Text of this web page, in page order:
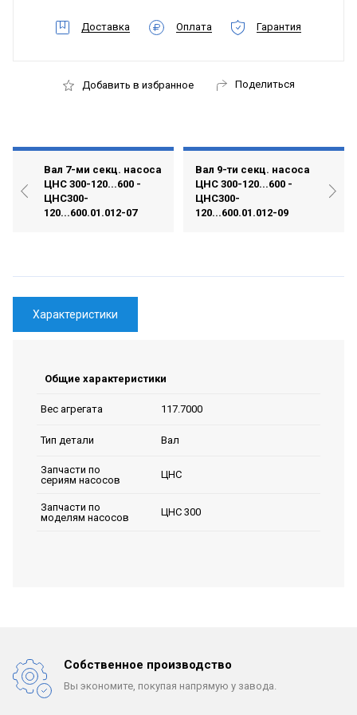
Доставка Оплата Гарантия
Добавить в избранное Поделиться
Вал 7-ми секц. насоса
ЦНС 300-120...600 -
ЦНС300-
120...600.01.012-07
Вал 9-ти секц. насоса
ЦНС 300-120...600 -
ЦНС300-
120...600.01.012-09
Характеристики
Общие характеристики
Вес агрегата 117.7000
Тип детали Вал
Запчасти по
сериям насосов
ЦНС
Запчасти по
моделям насосов
ЦНС 300
Собственное производство
Вы экономите, покупая напрямую у завода.